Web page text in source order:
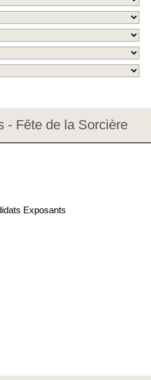
- Fête de la Sorcière
Exposants